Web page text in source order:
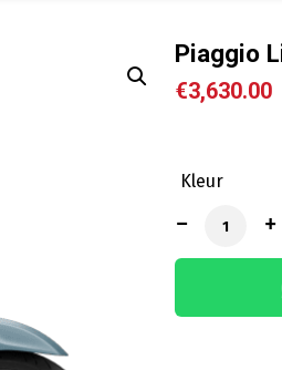
Piaggio
€3,630.00
Kleur